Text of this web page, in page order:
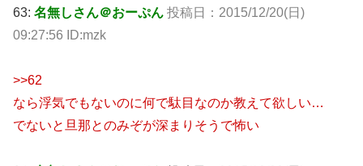
63: 名無しさん＠おーぷん 投稿日：2015/12/20(日)
09:27:56 ID:mzk
>>62
なら浮気でもないのに何で駄目なのか教えて欲しい…
でないと旦那とのみぞが深まりそうで怖い